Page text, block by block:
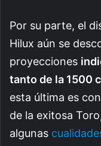
Por su parte, el
Hilux aún se
proyecciones
tanto de la 1500
esta última es
de la exitosa
algunas